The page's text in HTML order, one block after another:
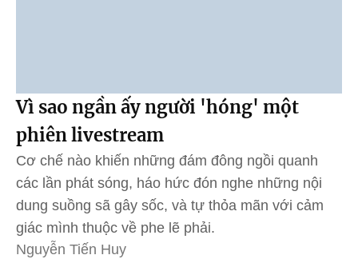
Vì sao ngần ấy người 'hóng' một
phiên livestream
Cơ chế nào khiến những đám đông ngồi quanh
các lần phát sóng, háo hức đón nghe những nội
dung suồng sã gây sốc, và tự thỏa mãn với cảm
giác mình thuộc về phe lẽ phải.
Nguyễn Tiến Huy